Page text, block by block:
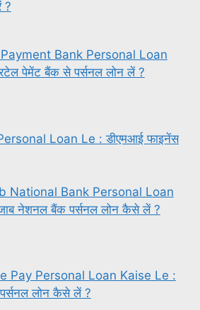
?
Bank Personal Loan
पेमेंट बैंक से पर्सनल लोन लें ?
Loan Le : डीएमआई फाइनेंस
National Bank Personal Loan
नेशनल बैंक पर्सनल लोन कैसे लें ?
Pay Personal Loan Kaise Le :
लोन कैसे लें ?